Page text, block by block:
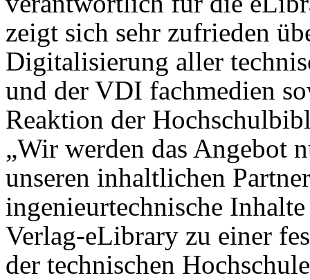
zeigt sich sehr zufrieden
Digitalisierung aller
und der VDI fachmedien
Reaktion der
„Wir werden das Angebot
unseren inhaltlichen
ingenieurtechnische
Verlag-eLibrary zu einer
der technischen